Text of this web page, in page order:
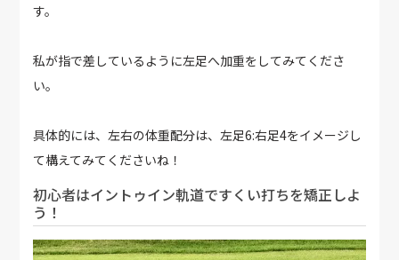
す。
私が指で差しているように左足へ加重をしてみてくださ
い。
具体的には、左右の体重配分は、左足6:右足4をイメージし
て構えてみてくださいね！
初心者はイントゥイン軌道ですくい打ちを矯正しよ
う！